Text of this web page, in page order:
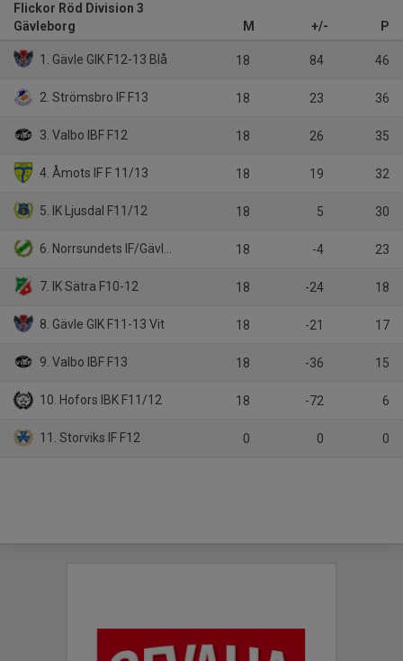
Flickor Röd Division 3
Gävleborg
M +/- P
1. Gävle GIK F12-13 Blå 18 84 46
2. Strömsbro IF F13 18 23 36
3. Valbo IBF F12 18 26 35
4. Åmots IF F 11/13 18 19 32
5. IK Ljusdal F11/12 18 5 30
6. Norrsundets IF/Gävle GIK 18 -4 23
7. IK Sätra F10-12 18 -24 18
8. Gävle GIK F11-13 Vit 18 -21 17
9. Valbo IBF F13 18 -36 15
10. Hofors IBK F11/12 18 -72 6
11. Storviks IF F12 0 0 0